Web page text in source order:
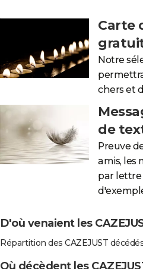
Carte
Notre
chers et
de
Preuve
amis, les
par lettre
D'où venaient les
Répartition des CAZEJUST
Où décèdent les